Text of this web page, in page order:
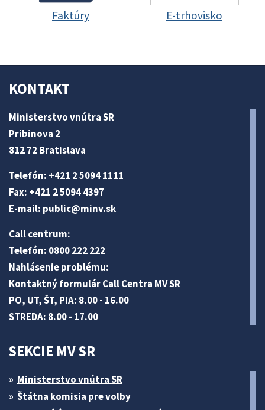
Faktúry E-trhovisko
KONTAKT
Ministerstvo vnútra SR
Pribinova 2
812 72 Bratislava
Telefón: +421 2 5094 1111
Fax: +421 2 5094 4397
E-mail: public@minv.sk
Call centrum:
Telefón: 0800 222 222
Nahlásenie problému:
Kontaktný formulár Call Centra MV SR
PO, UT, ŠT, PIA: 8.00 - 16.00
STREDA: 8.00 - 17.00
SEKCIE MV SR
Ministerstvo vnútra SR
Štátna komisia pre volby